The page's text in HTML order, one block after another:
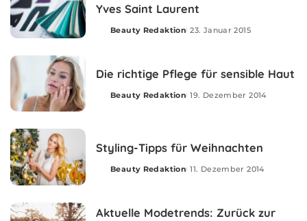
Yves Saint Laurent
Posted
Beauty Redaktion 23. Januar 2015
Die richtige Pflege für sensible Haut
Posted
Beauty Redaktion 19. Dezember 2014
Styling-Tipps für Weihnachten
Posted
Beauty Redaktion 11. Dezember 2014
Aktuelle Modetrends: Zurück zur